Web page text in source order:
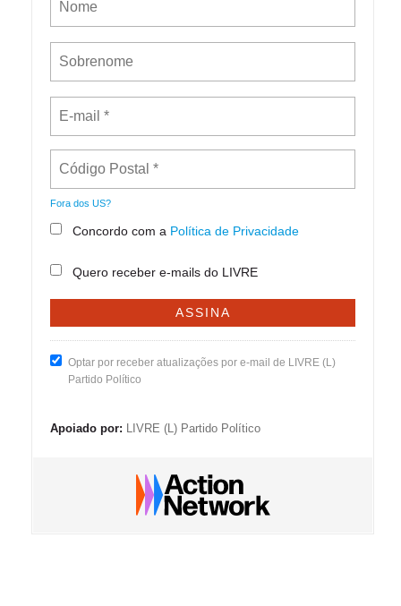
Fora dos US?
Concordo com a Política de Privacidade
Quero receber e-mails do LIVRE
Optar por receber atualizações por e-mail de LIVRE (L)
Partido Político
Apoiado por: LIVRE (L) Partido Político